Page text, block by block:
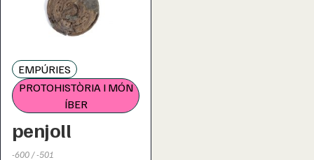
EMPÚRIES
PROTOHISTÒRIA I MÓN
ÍBER
penjoll
-600 / -501